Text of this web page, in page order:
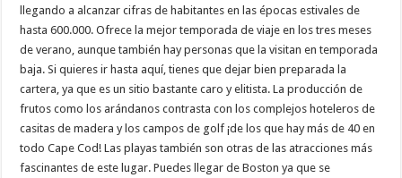
llegando a alcanzar cifras de habitantes en las épocas estivales de
hasta 600.000. Ofrece la mejor temporada de viaje en los tres meses
de verano, aunque también hay personas que la visitan en temporada
baja. Si quieres ir hasta aquí, tienes que dejar bien preparada la
cartera, ya que es un sitio bastante caro y elitista. La producción de
frutos como los arándanos contrasta con los complejos hoteleros de
casitas de madera y los campos de golf ¡de los que hay más de 40 en
todo Cape Cod! Las playas también son otras de las atracciones más
fascinantes de este lugar. Puedes llegar de Boston ya que se